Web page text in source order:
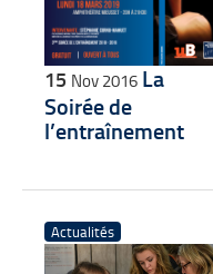
15 Nov 2016 La
Soirée de
l’entraînement
Actualités